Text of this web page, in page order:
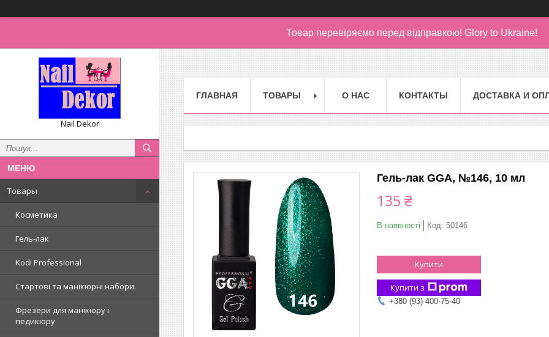
Товар перевіряємо перед відправкою! Glory to Ukraine!
Nail Dekor
Товары
Косметика
Гель-лак
Kodi Professional
Стартові та манікюрні набори.
Фрезери для манікюру і
педикюру
ГЛАВНАЯ ТОВАРЫ О НАС КОНТАКТЫ ДОСТАВКА И
Гель-лак GGA, №146, 10 мл
135 ₴
В наявності Код: 50146
Купити
Купити з
+380 (93) 400-75-40